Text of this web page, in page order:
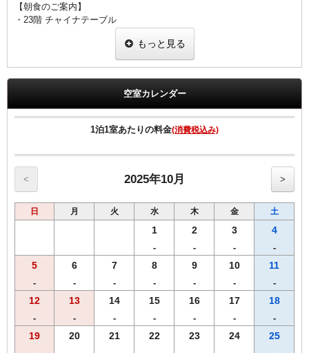
【朝食のご案内】
・23階 チャイナテーブル
「定食スタイル」での提供となる場合がございます。
☆Wi-Fi 及び有線LAN環境完備
☆有料VOD（ビデオ・オン・デマンド）対応
☆館内にコンビニあり
☆シングル11㎡のお部屋のベットサイズは120㎝です。
☆セミダブルとはシングル15㎡の2名様利用です
■宿泊税のご案内■
大阪府条例により、ご宿泊料金に応じた宿泊税を別途頂戴いたしま
す。あらかじめご了承くださいませ。
もっと見る
空室カレンダー
1泊1室あたりの料金(消費税込み)
< 2025年10月 >
日 月 火 水 木 金 土
1
-
2
-
3
-
4
-
5
-
6
-
7
-
8
-
9
-
10
-
11
-
12
-
13
-
14
-
15
-
16
-
17
-
18
-
19 20 21 22 23 24 25